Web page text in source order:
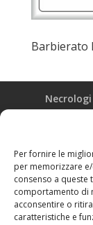
Per fornire le
per memorizzare
consenso a
comportamento di
acconsentire o
caratteristiche e
Barbierato
Necrologi
Necrologi